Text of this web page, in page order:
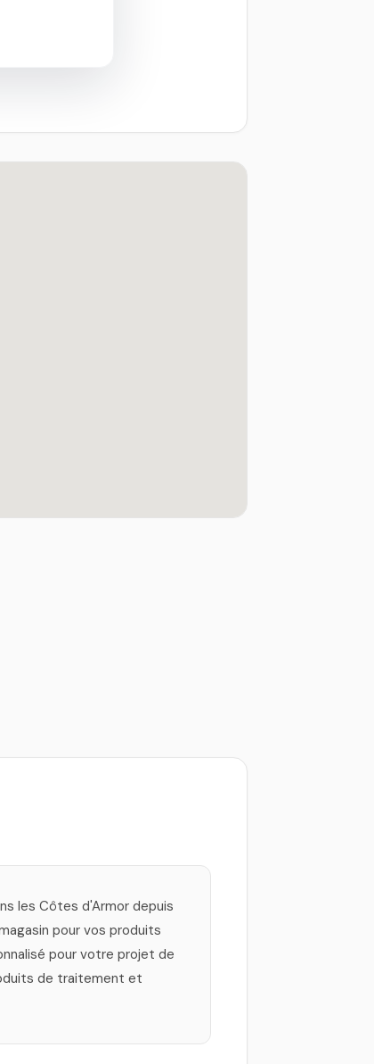
les Côtes d'Armor depuis
pour vos produits
pour votre projet de
de traitement et